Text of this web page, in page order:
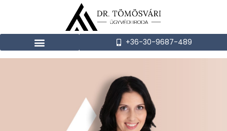
+36-30-9687-489